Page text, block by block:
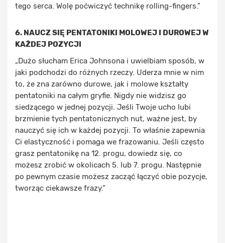
tego serca. Wolę poćwiczyć technikę rolling-fingers.”
6. NAUCZ SIĘ PENTATONIKI MOLOWEJ I DUROWEJ W
KAŻDEJ POZYCJI
„Dużo słucham Erica Johnsona i uwielbiam sposób, w
jaki podchodzi do różnych rzeczy. Uderza mnie w nim
to, że zna zarówno durowe, jak i molowe kształty
pentatoniki na całym gryfie. Nigdy nie widzisz go
siedzącego w jednej pozycji. Jeśli Twoje ucho lubi
brzmienie tych pentatonicznych nut, ważne jest, by
nauczyć się ich w każdej pozycji. To właśnie zapewnia
Ci elastyczność i pomaga we frazowaniu. Jeśli często
grasz pentatonikę na 12. progu, dowiedz się, co
możesz zrobić w okolicach 5. lub 7. progu. Następnie
po pewnym czasie możesz zacząć łączyć obie pozycje,
tworząc ciekawsze frazy.”